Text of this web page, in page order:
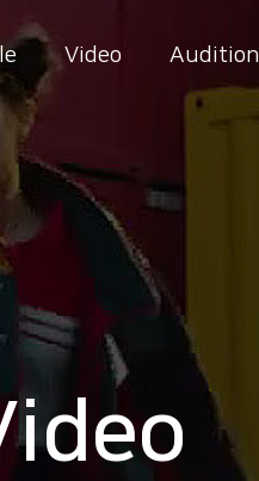
Video Audition